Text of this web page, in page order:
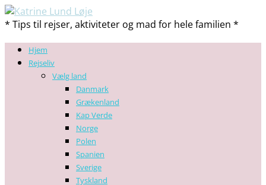
* Tips til rejser, aktiviteter og mad for hele familien *
Hjem
Rejseliv
Vælg land
Danmark
Grækenland
Kap Verde
Norge
Polen
Spanien
Sverige
Tyskland